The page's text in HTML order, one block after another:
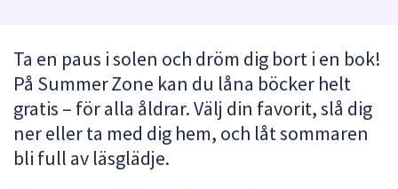
att
presenteras
under
fältet.
Använd
Ta en paus i solen och dröm dig bort i en bok!
På Summer Zone kan du låna böcker helt
gratis – för alla åldrar. Välj din favorit, slå dig
ner eller ta med dig hem, och låt sommaren
bli full av läsglädje.